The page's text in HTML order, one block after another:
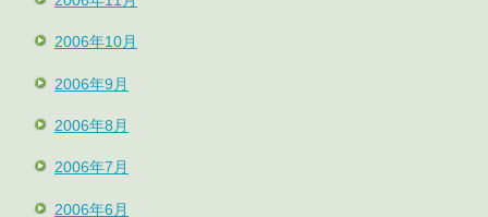
2006年10月
2006年9月
2006年8月
2006年7月
2006年6月